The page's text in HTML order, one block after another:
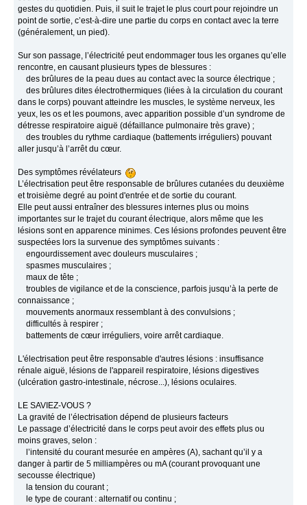
gestes du quotidien. Puis, il suit le trajet le plus court pour rejoindre un
point de sortie, c’est-à-dire une partie du corps en contact avec la terre
(généralement, un pied).
Sur son passage, l’électricité peut endommager tous les organes qu’elle
rencontre, en causant plusieurs types de blessures :
des brûlures de la peau dues au contact avec la source électrique ;
des brûlures dites électrothermiques (liées à la circulation du courant
dans le corps) pouvant atteindre les muscles, le système nerveux, les
yeux, les os et les poumons, avec apparition possible d’un syndrome de
détresse respiratoire aiguë (défaillance pulmonaire très grave) ;
des troubles du rythme cardiaque (battements irréguliers) pouvant
aller jusqu’à l’arrêt du cœur.
Des symptômes révélateurs
L’électrisation peut être responsable de brûlures cutanées du deuxième
et troisième degré au point d'entrée et de sortie du courant.
Elle peut aussi entraîner des blessures internes plus ou moins
importantes sur le trajet du courant électrique, alors même que les
lésions sont en apparence minimes. Ces lésions profondes peuvent être
suspectées lors la survenue des symptômes suivants :
engourdissement avec douleurs musculaires ;
spasmes musculaires ;
maux de tête ;
troubles de vigilance et de la conscience, parfois jusqu’à la perte de
connaissance ;
mouvements anormaux ressemblant à des convulsions ;
difficultés à respirer ;
battements de cœur irréguliers, voire arrêt cardiaque.
L'électrisation peut être responsable d'autres lésions : insuffisance
rénale aiguë, lésions de l'appareil respiratoire, lésions digestives
(ulcération gastro-intestinale, nécrose...), lésions oculaires.
LE SAVIEZ-VOUS ?
La gravité de l’électrisation dépend de plusieurs facteurs
Le passage d’électricité dans le corps peut avoir des effets plus ou
moins graves, selon :
l’intensité du courant mesurée en ampères (A), sachant qu’il y a
danger à partir de 5 milliampères ou mA (courant provoquant une
secousse électrique)
la tension du courant ;
le type de courant : alternatif ou continu ;